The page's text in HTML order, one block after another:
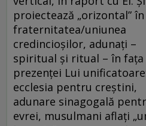
proiectează „orizontal” în
fraternitatea/uniunea
credincioşilor, adunaţi –
spiritual şi ritual – în faţa
prezenţei Lui
ecclesia pentru creştini,
adunare sinagogală
evrei, musulmani aflaţi